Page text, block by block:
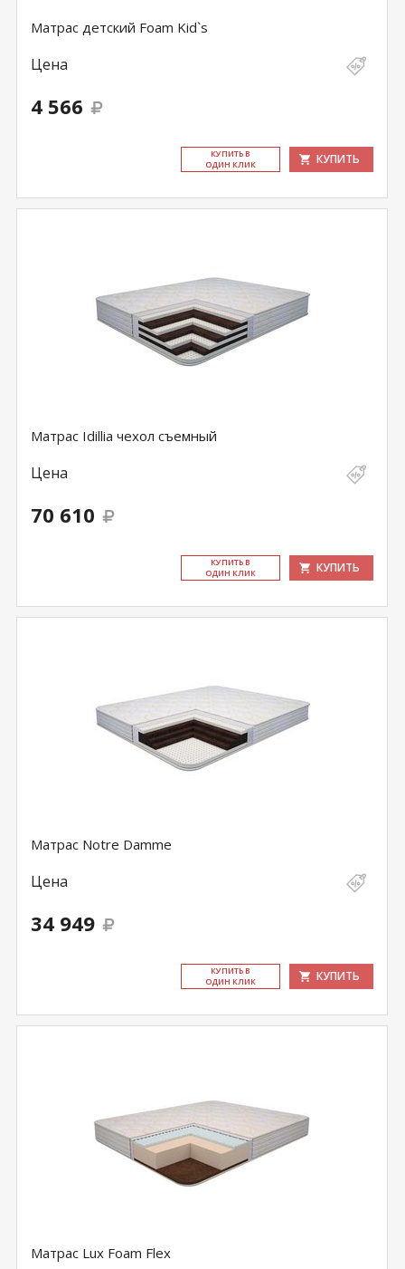
Матрас детский Foam Kid`s
Цена
4 566
КУ­ПИТЬ В
ОДИН КЛИК
КУПИТЬ
Матрас Idillia чехол съемный
Цена
70 610
КУ­ПИТЬ В
ОДИН КЛИК
КУПИТЬ
Матрас Notre Damme
Цена
34 949
КУ­ПИТЬ В
ОДИН КЛИК
КУПИТЬ
Матрас Lux Foam Flex